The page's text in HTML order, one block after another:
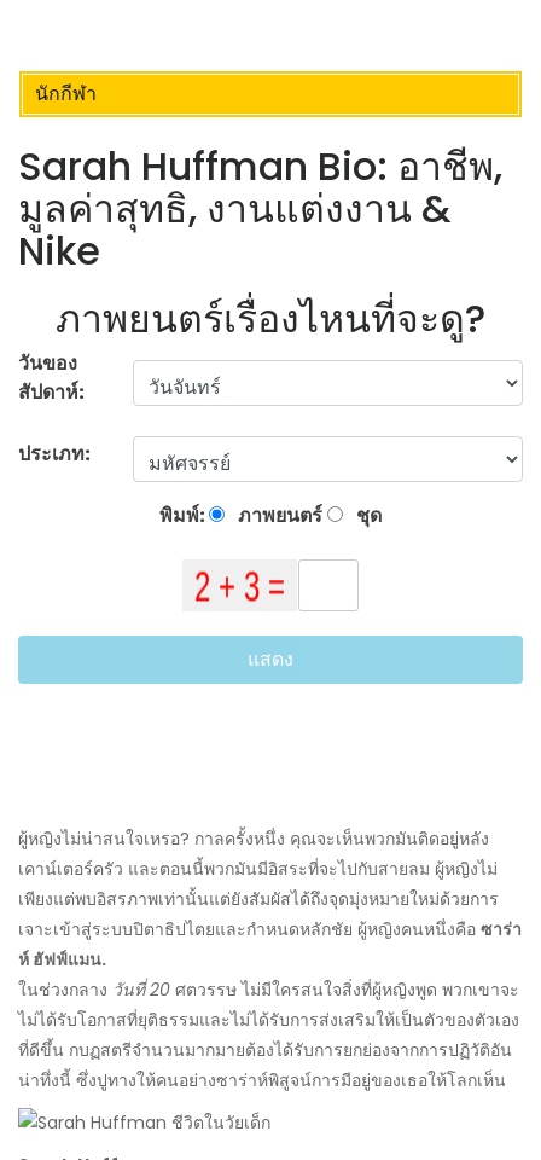
นักกีฬา
Sarah Huffman Bio: อาชีพ,
มูลค่าสุทธิ, งานแต่งงาน &
Nike
ภาพยนตร์เรื่องไหนที่จะดู?
วันของ
สัปดาห์:
ประเภท:
พิมพ์: ภาพยนตร์ ชุด
แสดง
ผู้หญิงไม่น่าสนใจเหรอ? กาลครั้งหนึ่ง คุณจะเห็นพวกมันติดอยู่หลัง
เคาน์เตอร์ครัว และตอนนี้พวกมันมีอิสระที่จะไปกับสายลม ผู้หญิงไม่
เพียงแต่พบอิสรภาพเท่านั้นแต่ยังสัมผัสได้ถึงจุดมุ่งหมายใหม่ด้วยการ
เจาะเข้าสู่ระบบปิตาธิปไตยและกำหนดหลักชัย ผู้หญิงคนหนึ่งคือ ซาร่า
ห์ ฮัฟฟ์แมน.
ในช่วงกลาง วันที่ 20 ศตวรรษ ไม่มีใครสนใจสิ่งที่ผู้หญิงพูด พวกเขาจะ
ไม่ได้รับโอกาสที่ยุติธรรมและไม่ได้รับการส่งเสริมให้เป็นตัวของตัวเอง
ที่ดีขึ้น กบฏสตรีจำนวนมากมายต้องได้รับการยกย่องจากการปฏิวัติอัน
น่าทึ่งนี้ ซึ่งปูทางให้คนอย่างซาร่าห์พิสูจน์การมีอยู่ของเธอให้โลกเห็น